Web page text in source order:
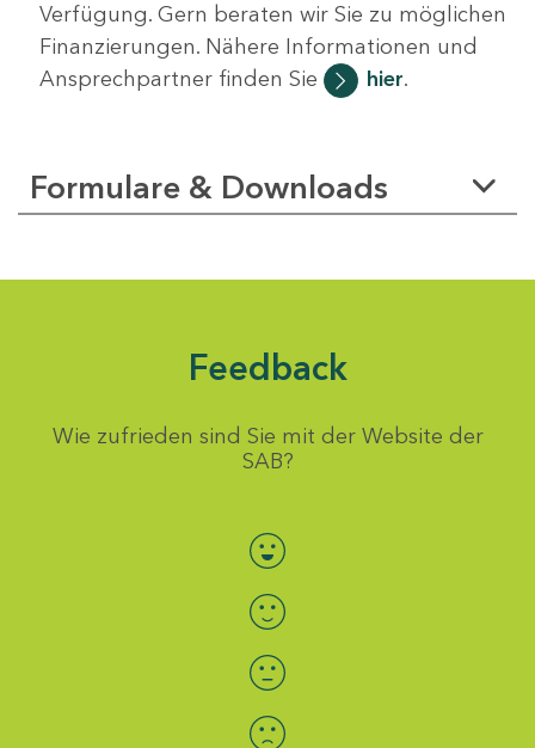
Verfügung. Gern beraten wir Sie zu möglichen
Finanzierungen. Nähere Informationen und
Ansprechpartner finden Sie
hier.
Formulare & Downloads
Feedback
Wie zufrieden sind Sie mit der Website der
SAB?
Bewertung auswählen